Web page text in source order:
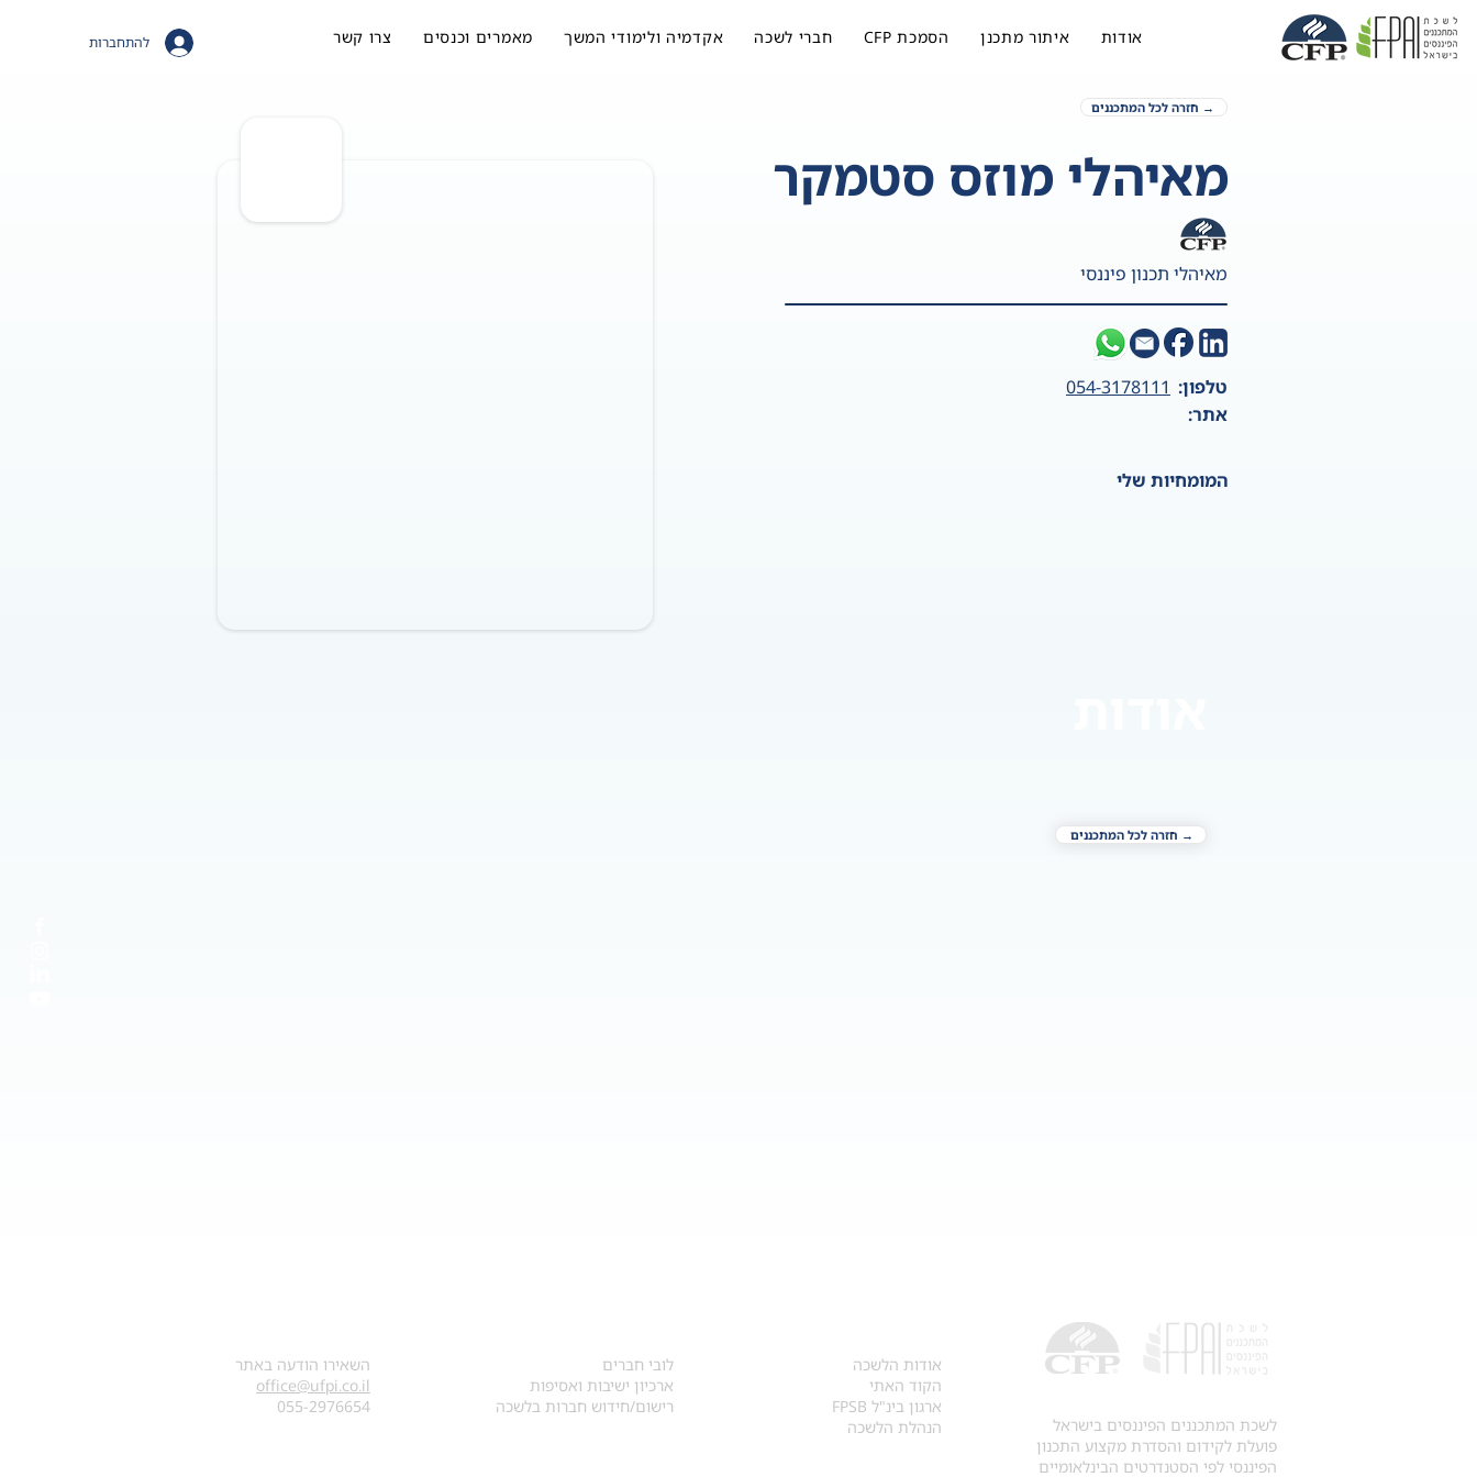
להתחברות אודות איתור מתכנן הסמכת CFP חברי לשכה אקדמיה ולימודי המשך מאמרים וכנסים צרו קשר
→ חזרה לכל המתכננים
מאיהלי מוזס סטמקר
מאיהלי תכנון פיננסי
טלפון: 054-3178111
אתר:
המומחיות שלי
→ חזרה לכל המתכננים
לשכת המתכננים הפיננסים בישראל
פועלת לקידום והסדרת מקצוע התכנון
הפיננסי לפי הסטנדרטים הבינלאומיים
​אודות הלשכה
הקוד האתי
ארגון בינ"ל FPSB
הנהלת הלשכה
לובי חברים
ארכיון ישיבות ואסיפות
רישום/חידוש חברות בלשכה
השאירו הודעה באתר
office@ufpi.co.il
​055-2976654